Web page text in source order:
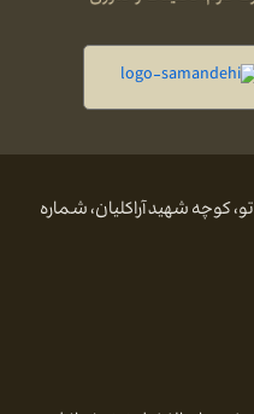
کوچه شهید آراکلیان، شماره